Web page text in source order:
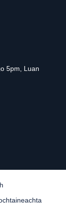
5pm, Luan